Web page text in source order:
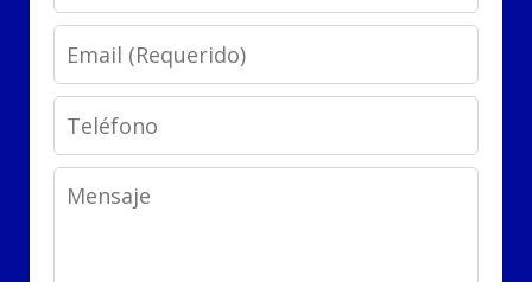
Email
Phone
Message